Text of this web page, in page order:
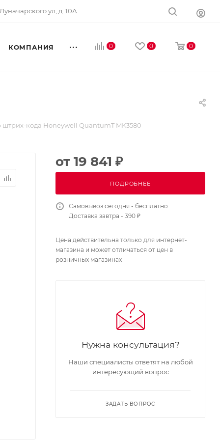
ул, д. 10А
0 0 0
КОМПАНИЯ
штрих-кода Honeywell QuantumT MK3580
от 19 841 ₽
ПОДРОБНЕЕ
Самовывоз сегодня - бесплатно
Доставка завтра - 390 ₽
Цена действительна только для интернет-
магазина и может отличаться от цен в
розничных магазинах
Нужна консультация?
Наши специалисты ответят на любой
интересующий вопрос
ЗАДАТЬ ВОПРОС